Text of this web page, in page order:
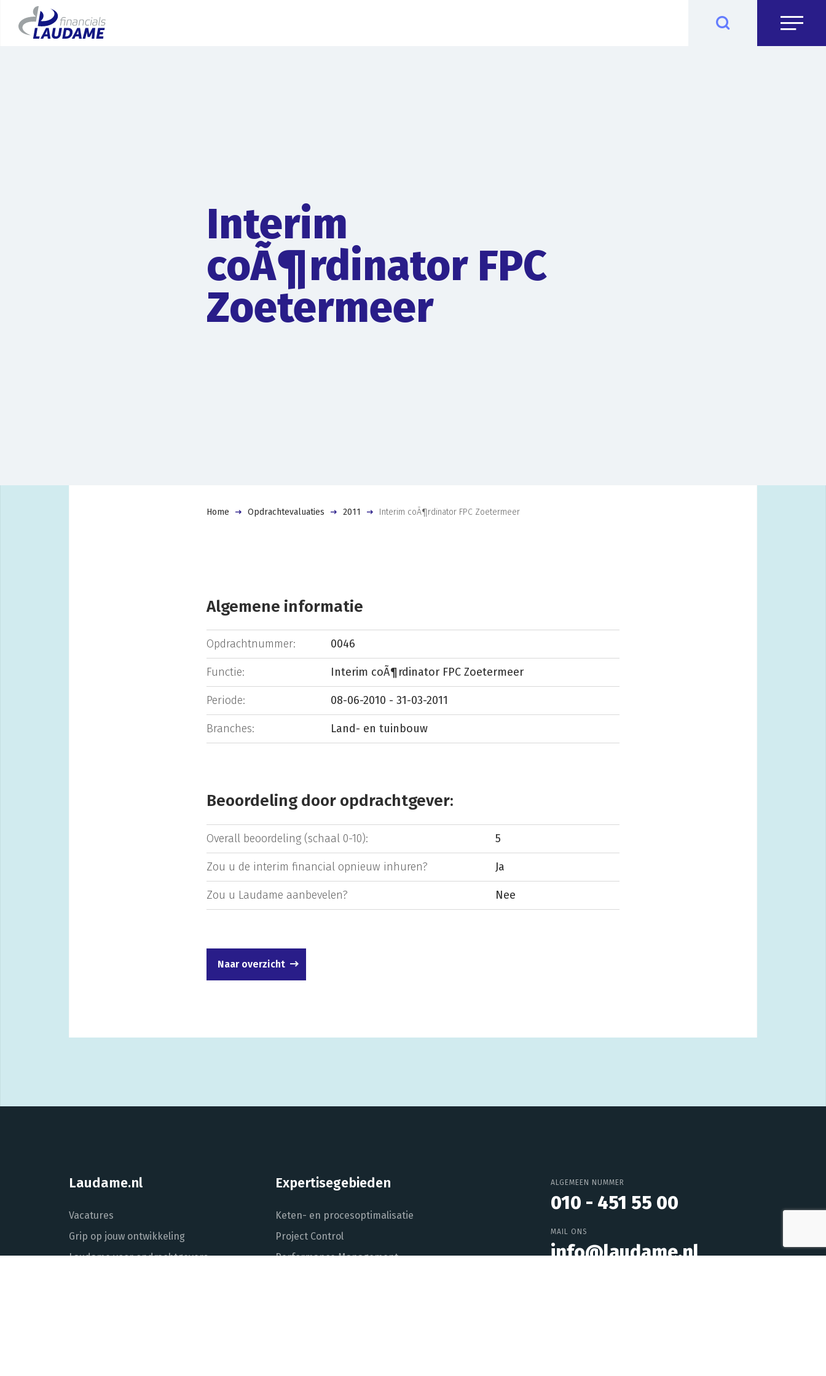
Interim
coÃ¶rdinator FPC
Zoetermeer
Home Opdrachtevaluaties 2011 Interim coÃ¶rdinator FPC Zoetermeer
Algemene informatie
Opdrachtnummer: 0046
Functie: Interim coÃ¶rdinator FPC Zoetermeer
Periode: 08-06-2010 - 31-03-2011
Branches: Land- en tuinbouw
Beoordeling door opdrachtgever:
Overall beoordeling (schaal 0-10): 5
Zou u de interim financial opnieuw inhuren? Ja
Zou u Laudame aanbevelen? Nee
Naar overzicht
Laudame.nl
Vacatures
Grip op jouw ontwikkeling
Laudame voor opdrachtgevers
Expertisegebieden
Keten- en procesoptimalisatie
Project Control
Performance Management
ALGEMEEN NUMMER
010 - 451 55 00
MAIL ONS
info@laudame.nl